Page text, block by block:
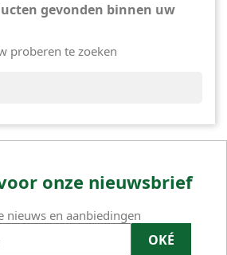
gevonden binnen uw
proberen te zoeken
onze nieuwsbrief
nieuws en aanbiedingen